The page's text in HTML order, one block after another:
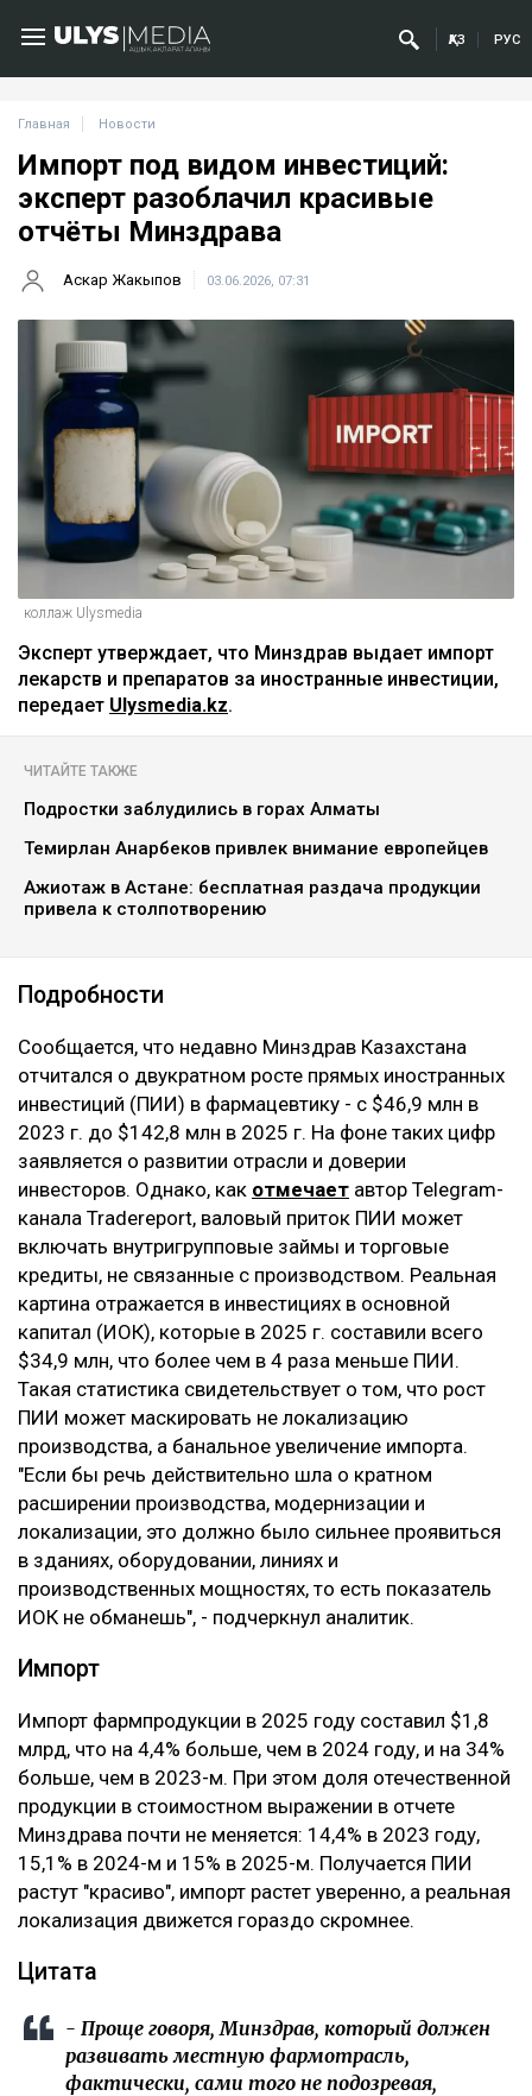
ҚАЗ РУС
Главная Новости
Импорт под видом инвестиций:
эксперт разоблачил красивые
отчёты Минздрава
Аскар Жакыпов 03.06.2026, 07:31
коллаж Ulysmedia
Эксперт утверждает, что Минздрав выдает импорт
лекарств и препаратов за иностранные инвестиции,
передает Ulysmedia.kz.
ЧИТАЙТЕ ТАКЖЕ
Подростки заблудились в горах Алматы
Темирлан Анарбеков привлек внимание европейцев
Ажиотаж в Астане: бесплатная раздача продукции
привела к столпотворению
Подробности
Сообщается, что недавно Минздрав Казахстана
отчитался о двукратном росте прямых иностранных
инвестиций (ПИИ) в фармацевтику - с $46,9 млн в
2023 г. до $142,8 млн в 2025 г. На фоне таких цифр
заявляется о развитии отрасли и доверии
инвесторов. Однако, как отмечает автор Telegram-
канала Tradereport, валовый приток ПИИ может
включать внутригрупповые займы и торговые
кредиты, не связанные с производством. Реальная
картина отражается в инвестициях в основной
капитал (ИОК), которые в 2025 г. составили всего
$34,9 млн, что более чем в 4 раза меньше ПИИ.
Такая статистика свидетельствует о том, что рост
ПИИ может маскировать не локализацию
производства, а банальное увеличение импорта.
"Если бы речь действительно шла о кратном
расширении производства, модернизации и
локализации, это должно было сильнее проявиться
в зданиях, оборудовании, линиях и
производственных мощностях, то есть показатель
ИОК не обманешь", - подчеркнул аналитик.
Импорт
Импорт фармпродукции в 2025 году составил $1,8
млрд, что на 4,4% больше, чем в 2024 году, и на 34%
больше, чем в 2023-м. При этом доля отечественной
продукции в стоимостном выражении в отчете
Минздрава почти не меняется: 14,4% в 2023 году,
15,1% в 2024-м и 15% в 2025-м. Получается ПИИ
растут "красиво", импорт растет уверенно, а реальная
локализация движется гораздо скромнее.
Цитата
- Проще говоря, Минздрав, который должен
развивать местную фармотрасль,
фактически, сами того не подозревая,